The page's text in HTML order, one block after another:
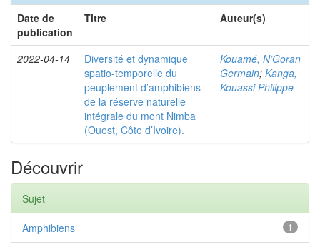
Date de
publication
Titre Auteur(s)
2022-04-14
Diversité et dynamique
spatio-temporelle du
peuplement d’amphibiens
de la réserve naturelle
intégrale du mont Nimba
(Ouest, Côte d’Ivoire).
Kouamé, N’Goran
Germain; Kanga,
Kouassi Philippe
Découvrir
Sujet
1
Amphibiens